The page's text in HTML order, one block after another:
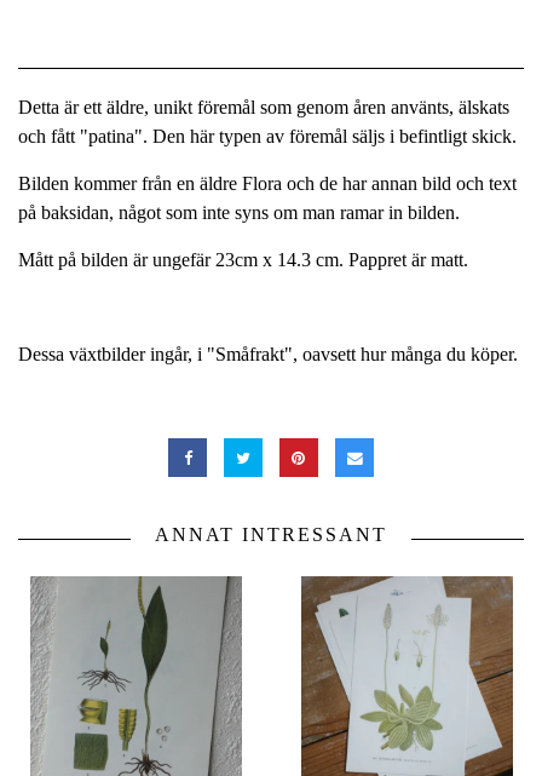
Detta är ett äldre, unikt föremål som genom åren använts, älskats
och fått "patina". Den här typen av föremål säljs i befintligt skick.
Bilden kommer från en äldre Flora och de har annan bild och text
på baksidan, något som inte syns om man ramar in bilden.
Mått på bilden är ungefär 23cm x 14.3 cm. Pappret är matt.
Dessa växtbilder ingår, i "Småfrakt", oavsett hur många du köper.
ANNAT INTRESSANT